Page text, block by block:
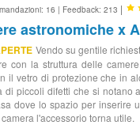
16 | Feedback: 213 |
astronomiche x
Vendo su gentile
con la struttura delle
il vetro di protezione che in
di piccoli difetti che si notano
dove lo spazio per inserire
l'accessorio torna utile.